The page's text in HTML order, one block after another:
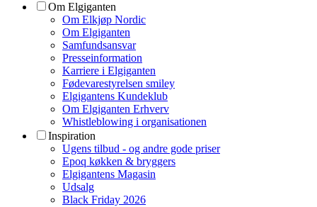
Om Elgiganten
Om Elkjøp Nordic
Om Elgiganten
Samfundsansvar
Presseinformation
Karriere i Elgiganten
Fødevarestyrelsen smiley
Elgigantens Kundeklub
Om Elgiganten Erhverv
Whistleblowing i organisationen
Inspiration
Ugens tilbud - og andre gode priser
Epoq køkken & bryggers
Elgigantens Magasin
Udsalg
Black Friday 2026